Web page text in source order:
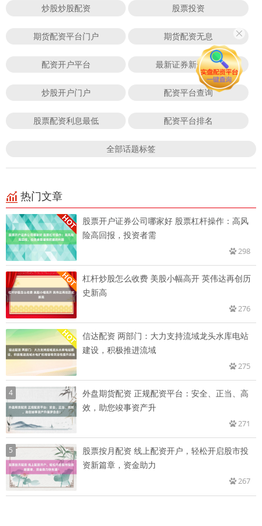
炒股炒股配资 股票投资
期货配资平台门户 期货配资无息
配资开户平台 最新证券新开户数
炒股开户门户 配资平台查询
股票配资利息最低 配资平台排名
全部话题标签
热门文章
股票开户证券公司哪家好 股票杠杆操作：高风
险高回报，投资者需
298
杠杆炒股怎么收费 美股小幅高开 英伟达再创历
史新高
276
信达配资 两部门：大力支持流域龙头水库电站
建设，积极推进流域
275
4
外盘期货配资 正规配资平台：安全、正当、高
效，助您竣事资产升
271
5
股票按月配资 线上配资开户，轻松开启股市投
资新篇章，资金助力
267